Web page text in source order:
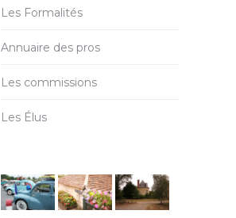
Les Formalités
Annuaire des pros
Les commissions
Les Élus